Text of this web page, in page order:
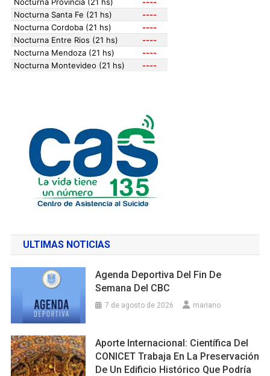
ULTIMAS NOTICIAS
Agenda Deportiva Del Fin De
Semana Del CBC
7 de agosto de 2026 mariano
Aporte Internacional: Científica Del
CONICET Trabaja En La Preservación
De Un Edificio Histórico Que Podría